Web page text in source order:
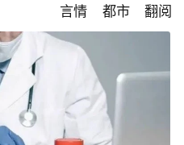
言情 都市 翻阅